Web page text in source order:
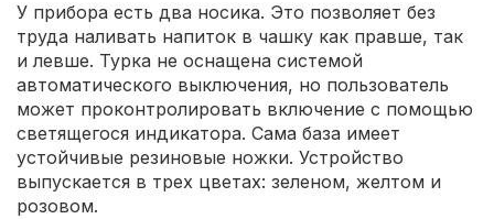
У прибора есть два носика. Это позволяет без
труда наливать напиток в чашку как правше, так
и левше. Турка не оснащена системой
автоматического выключения, но пользователь
может проконтролировать включение с помощью
светящегося индикатора. Сама база имеет
устойчивые резиновые ножки. Устройство
выпускается в трех цветах: зеленом, желтом и
розовом.